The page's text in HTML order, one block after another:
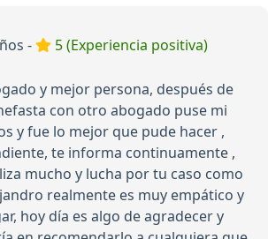
-
5 (Experiencia positiva)
y mejor persona, después de
con otro abogado puse mi
y fue lo mejor que pude hacer ,
te informa continuamente ,
mucho y lucha por tu caso como
realmente es muy empático y
hoy día es algo de agradecer y